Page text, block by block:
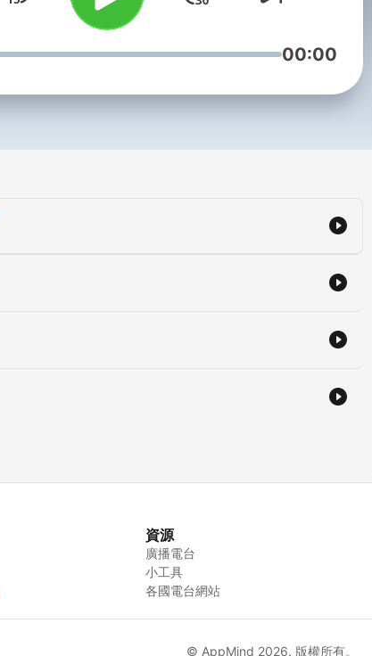
00:00
資源
廣播電台
小工具
各國電台網站
© AppMind 2026. 版權所有。